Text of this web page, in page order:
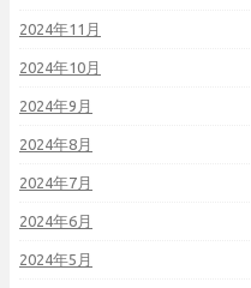
2024年11月
2024年10月
2024年9月
2024年8月
2024年7月
2024年6月
2024年5月